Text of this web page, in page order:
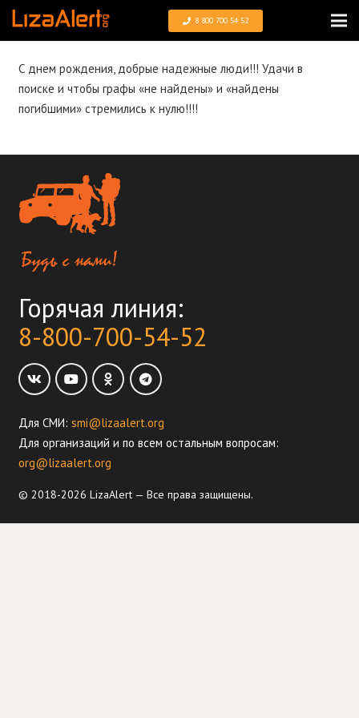
8 800 700 54 52
С днем рождения, добрые надежные люди!!! Удачи в
поиске и чтобы графы «не найдены» и «найдены
погибшими» стремились к нулю!!!!
Горячая линия:
8-800-700-54-52
Для СМИ: smi@lizaalert.org
Для организаций и по всем остальным вопросам:
org@lizaalert.org
© 2018-2026 LizaAlert — Все права защищены.